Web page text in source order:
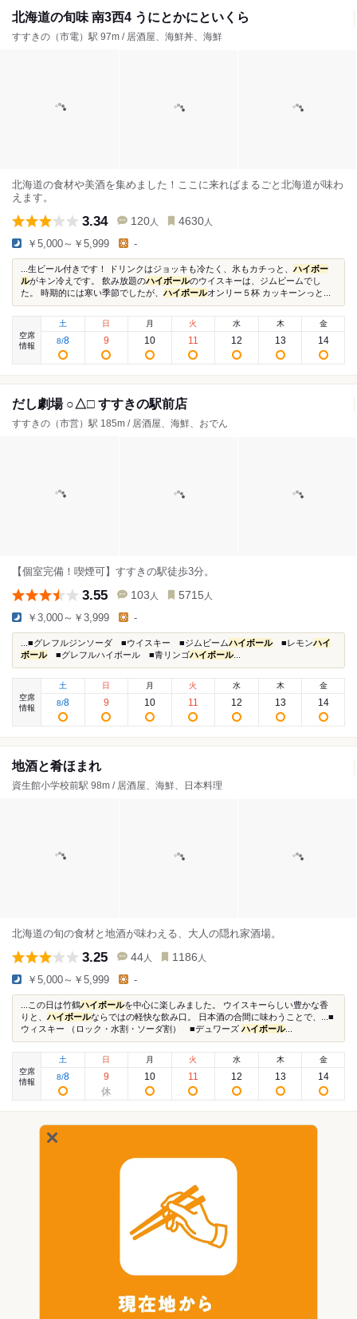
北海道の旬味 南3西4 うにとかにといくら
すすきの（市電）駅 97m / 居酒屋、海鮮丼、海鮮
北海道の食材や美酒を集めました！ここに来ればまるごと北海道が味わ
えます。
3.34 120 人 4630 人
￥5,000～￥5,999 -
...生ビール付きです！ ドリンクはジョッキも冷たく、氷もカチっと、 ハイボー
ルがキン冷えです。 飲み放題のハイボールのウイスキーは、ジムビームでし
た。 時期的には寒い季節でしたが、 ハイボールオンリー５杯 カッキーンっと...
空席
情報
土
8/8
日
9
月
10
火
11
水
12
木
13
金
14
だし劇場 ○△□ すすきの駅前店
すすきの（市営）駅 185m / 居酒屋、海鮮、おでん
【個室完備！喫煙可】すすきの駅徒歩3分。
3.55 103 人 5715 人
￥3,000～￥3,999 -
...■グレフルジンソーダ ■ウイスキー ■ジムビームハイボール■レモンハイ
ボール■グレフルハイボール ■青リンゴハイボール...
空席
情報
土
8/8
日
9
月
10
火
11
水
12
木
13
金
14
地酒と肴ほまれ
資生館小学校前駅 98m / 居酒屋、海鮮、日本料理
北海道の旬の食材と地酒が味わえる、大人の隠れ家酒場。
3.25 44 人 1186 人
￥5,000～￥5,999 -
...この日は竹鶴ハイボールを中心に楽しみました。 ウイスキーらしい豊かな香
りと、 ハイボールならではの軽快な飲み口。 日本酒の合間に味わうことで、...■
ウィスキー （ロック・水割・ソーダ割） ■デュワーズ ハイボール...
空席
情報
土
8/8
日
9
月
10
火
11
水
12
木
13
金
14